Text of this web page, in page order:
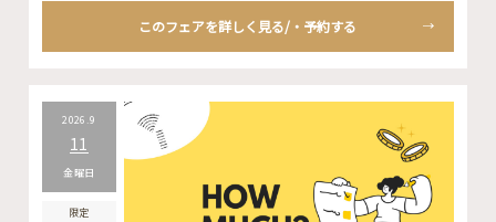
このフェアを詳しく見る/・予約する
2026.9
11
金曜日
限定